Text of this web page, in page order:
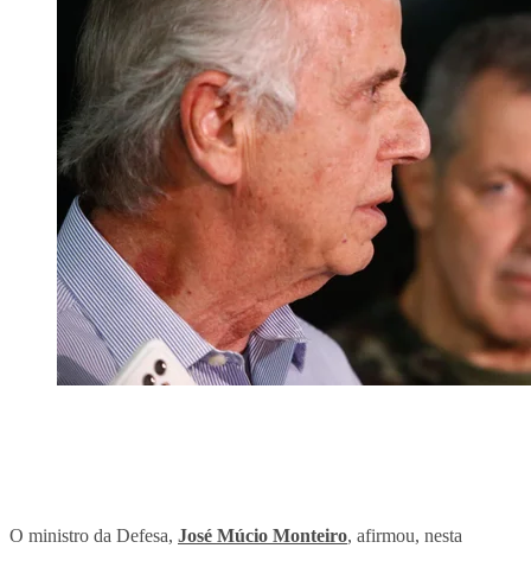
O ministro da Defesa, José Múcio Monteiro, afirmou, nesta